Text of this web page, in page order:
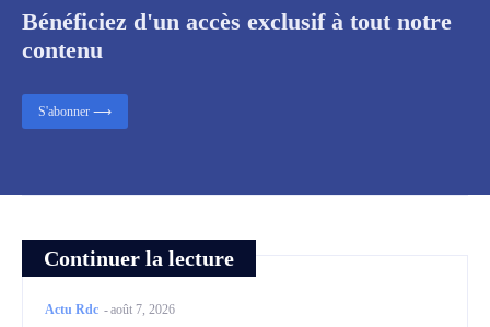
Continuer la lecture
Actu Rdc -août 7, 2026
Bénéficiez d'un accès exclusif à tout notre
contenu
S'abonner ⟶